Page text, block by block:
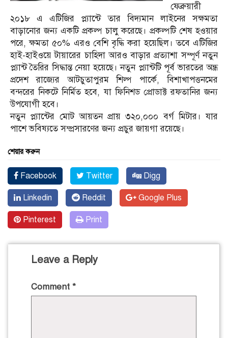
ফেব্রুয়ারী
২০১৮ এ এটিজির প্ল্যান্টে তার বিদ্যমান লাইনের সক্ষমতা
বাড়ানোর জন্য একটি প্রকল্প চালু করেছে। প্রকল্পটি শেষ হওয়ার
পরে, ক্ষমতা ৫০% এরও বেশি বৃদ্ধি করা হয়েছিল। তবে এটিজির
হাই-হাইওয়ে টায়ারের চাহিদা আরও বাড়ার প্রত্যাশা সম্পূর্ণ নতুন
প্ল্যান্ট তৈরির সিদ্ধান্ত নেয়া হয়েছে। নতুন প্ল্যান্টটি পূর্ব ভারতের অন্ধ্র
প্রদেশ রাজ্যের আটচুতাপুরম শিল্প পার্কে, বিশাখাপত্তনমের
বন্দরের নিকটে নির্মিত হবে, যা ফিনিশড প্রোডাক্ট রফতানির জন্য
উপযোগী হবে।
নতুন প্ল্যান্টের মোট আয়তন প্রায় ৩২০,০০০ বর্গ মিটার। যার
পাশে ভবিষ্যতে সম্প্রসারণের জন্য প্রচুর জায়গা রয়েছে।
শেয়ার করুন
Facebook Twitter Digg
Linkedin Reddit Google Plus
Pinterest Print
Leave a Reply
Comment *